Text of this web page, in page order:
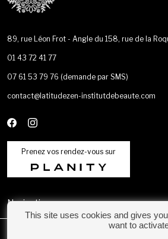
89, rue Léon Frot - Angle du 158, rue de la
01 43 72 41 77
07 61 53 79 76 (demande par SMS)
contact@latitudezen-institutdebeaute.com
Prenez vos rendez-vous sur
Navigation
This site uses cookies and gives
want to